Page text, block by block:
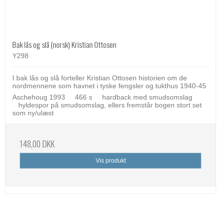
Bak lås og slå (norsk) Kristian Ottosen
Y298
I bak lås og slå forteller Kristian Ottosen historien om de
nordmennene som havnet i tyske fengsler og tukthus 1940-45
Aschehoug 1993 466 s hardback med smudsomslag
hyldespor på smudsomslag, ellers fremstår bogen stort set
som ny/ulæst
148,00 DKK
Vis produkt